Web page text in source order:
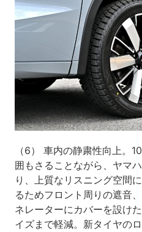
（6） 車内の静粛性向上。
囲もさることながら、ヤマ
り、上質なリスニング空間
るためフロント周りの遮音
ネレーターにカバーを設け
イズまで軽減。新タイヤの